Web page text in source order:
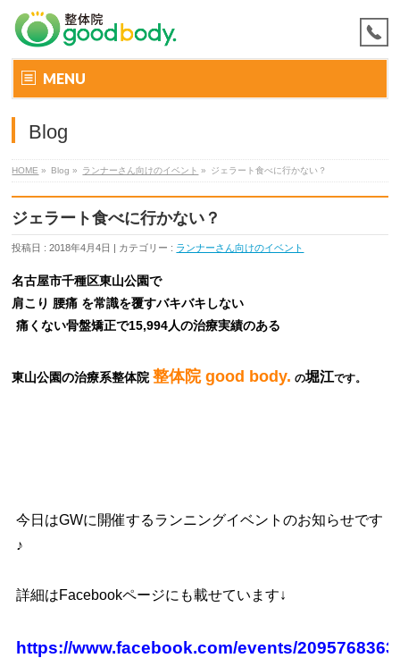
MENU
Blog
HOME » Blog » ランナーさん向けのイベント » ジェラート食べに行かない？
ジェラート食べに行かない？
投稿日 : 2018年4月4日 | カテゴリー : ランナーさん向けのイベント
名古屋市千種区東山公園で
肩こり 腰痛 を常識を覆すバキバキしない
痛くない骨盤矯正で15,994人の治療実績のある
東山公園の治療系整体院 整体院 good body. の堀江です。
今日はGWに開催するランニングイベントのお知らせです
♪
詳細はFacebookページにも載せています↓
https://www.facebook.com/events/